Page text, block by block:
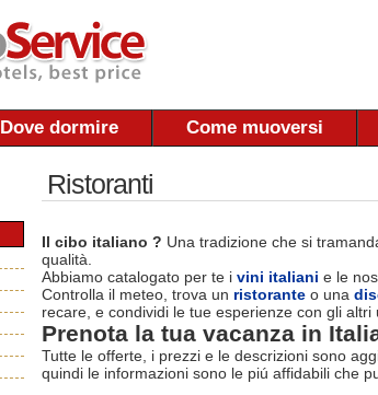
Dove dormire Come muoversi
Ristoranti
Il cibo italiano ? Una tradizione che si
qualità.
Abbiamo catalogato per te i vini italiani e le
Controlla il meteo, trova un ristorante o una
recare, e condividi le tue esperienze con gli altri
Prenota la tua vacanza in
Tutte le offerte, i prezzi e le descrizioni sono
quindi le informazioni sono le piú affidabili che